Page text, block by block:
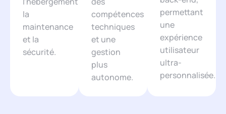
la
maintenance
et la
sécurité.
compétences
techniques
et une
gestion
plus
autonome.
permettant
une
expérience
utilisateur
ultra-
personnalisée.